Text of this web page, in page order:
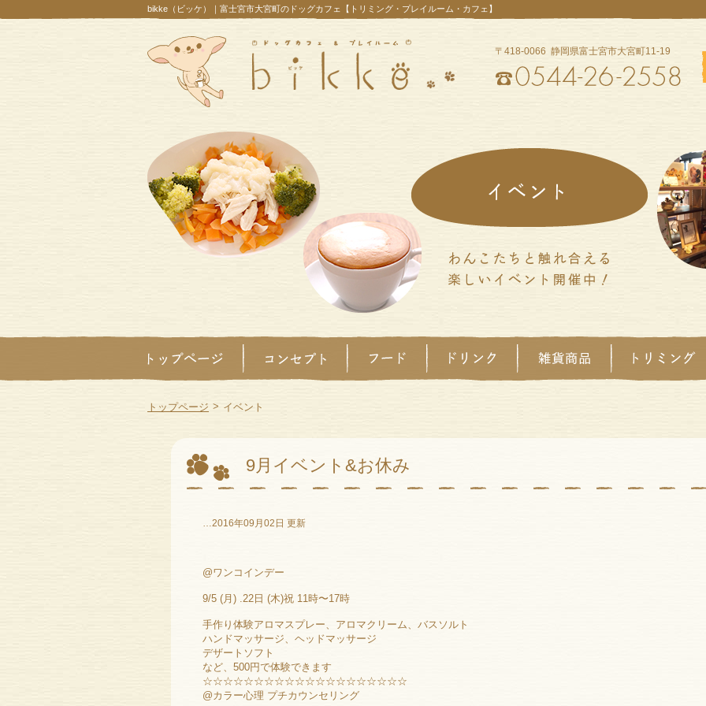
bikke（ビッケ）｜富士宮市大宮町のドッグカフェ【トリミング・プレイルーム・カフェ】
〒418-0066 静岡県富士宮市大宮町11-19
トップページ > イベント
9月イベント&お休み
…2016年09月02日 更新
@ワンコインデー
9/5 (月) .22日 (木)祝 11時〜17時
手作り体験アロマスプレー、アロマクリーム、バスソルト
ハンドマッサージ、ヘッドマッサージ
デザートソフト
など、500円で体験できます
☆☆☆☆☆☆☆☆☆☆☆☆☆☆☆☆☆☆☆☆
@カラー心理 プチカウンセリング